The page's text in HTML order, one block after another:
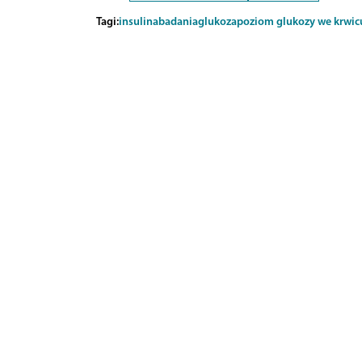
Tagi:insulinabadaniaglukozapoziom glukozy we krwi